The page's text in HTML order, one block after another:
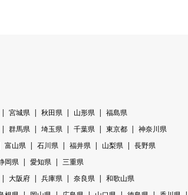
宮城県 秋田県 山形県
福島県
群馬県 埼玉県 千葉県 東京都
神奈川県
富山県 石川県 福井県 山梨県
長野県
岡県 愛知県
三重県
大阪府 兵庫県 奈良県
和歌山県